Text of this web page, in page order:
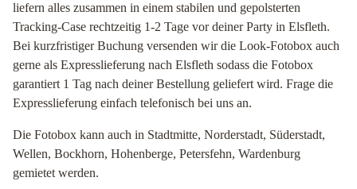
liefern alles zusammen in einem stabilen und gepolsterten
Tracking-Case rechtzeitig 1-2 Tage vor deiner Party in Elsfleth.
Bei kurzfristiger Buchung versenden wir die Look-Fotobox auch
gerne als Expresslieferung nach Elsfleth sodass die Fotobox
garantiert 1 Tag nach deiner Bestellung geliefert wird. Frage die
Expresslieferung einfach telefonisch bei uns an.
Die Fotobox kann auch in Stadtmitte, Norderstadt, Süderstadt,
Wellen, Bockhorn, Hohenberge, Petersfehn, Wardenburg
gemietet werden.